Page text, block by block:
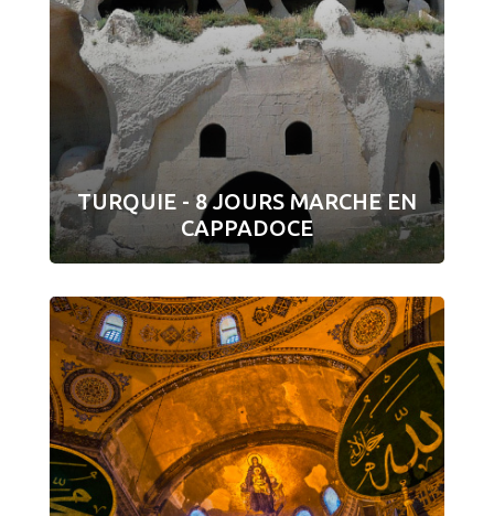
TURQUIE - 8 JOURS MARCHE EN
CAPPADOCE